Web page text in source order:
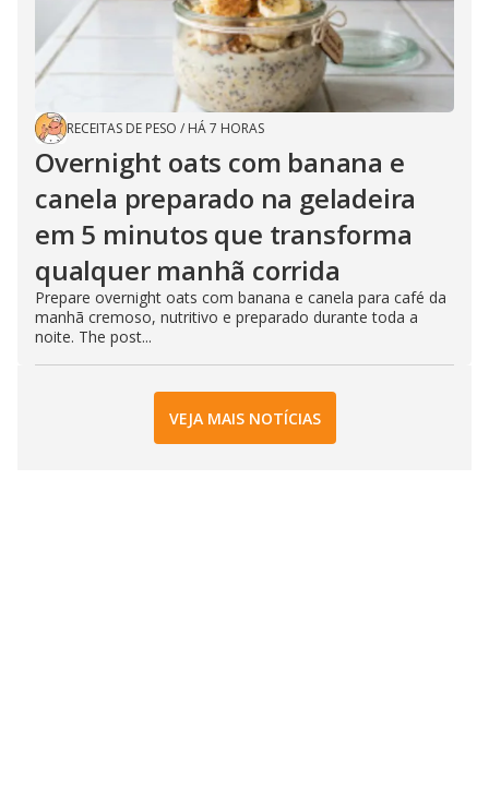
RECEITAS DE PESO / HÁ 7 HORAS
Overnight oats com banana e
canela preparado na geladeira
em 5 minutos que transforma
qualquer manhã corrida
Prepare overnight oats com banana e canela para café da
manhã cremoso, nutritivo e preparado durante toda a
noite. The post...
VEJA MAIS NOTÍCIAS